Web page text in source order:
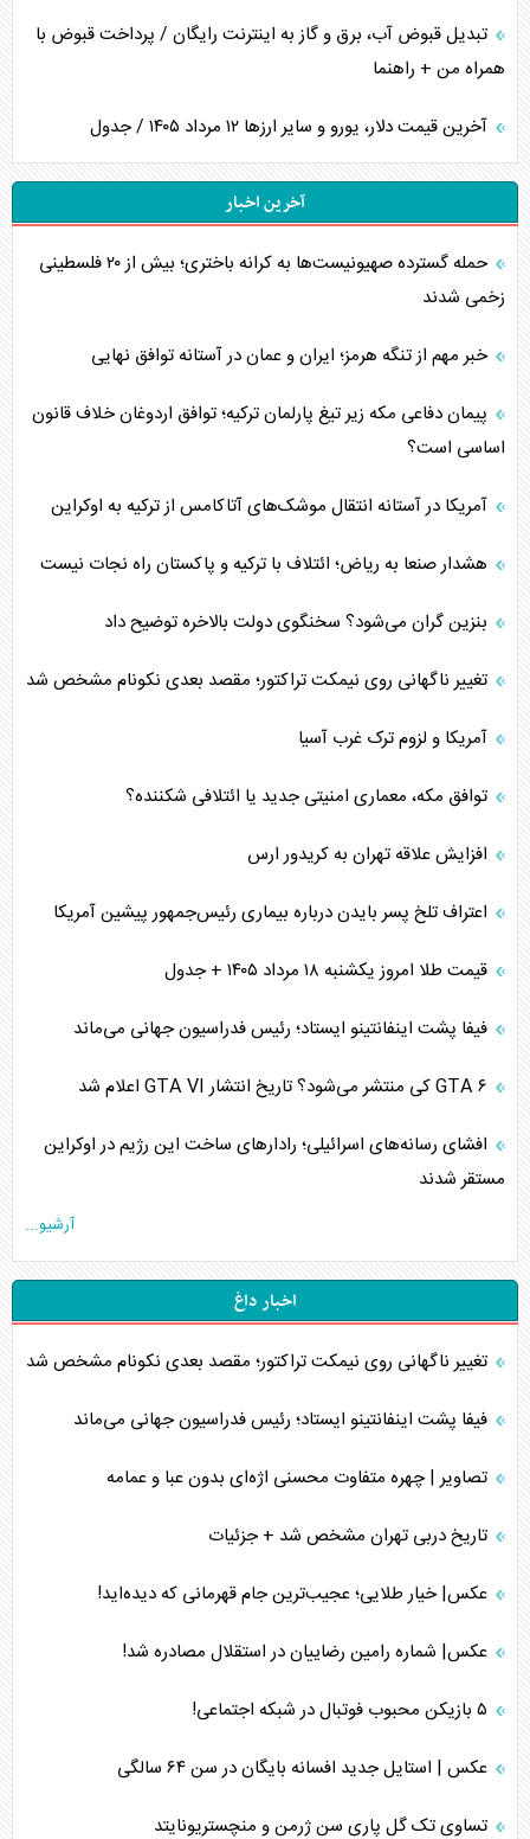
تبدیل قبوض آب، برق و گاز به اینترنت رایگان / پرداخت قبوض با
همراه من + راهنما
آخرین قیمت دلار، یورو و سایر ارز‌ها ۱۲ مرداد ۱۴۰۵ / جدول
آخرین اخبار
حمله گسترده صهیونیست‌ها به کرانه باختری؛ بیش از ۲۰ فلسطینی
زخمی شدند
خبر مهم از تنگه هرمز؛ ایران و عمان در آستانه توافق نهایی
پیمان دفاعی مکه زیر تیغ پارلمان ترکیه؛ توافق اردوغان خلاف قانون
اساسی است؟
آمریکا در آستانه انتقال موشک‌های آتاکامس از ترکیه به اوکراین
هشدار صنعا به ریاض؛ ائتلاف با ترکیه و پاکستان راه نجات نیست
بنزین گران می‌شود؟ سخنگوی دولت بالاخره توضیح داد
تغییر ناگهانی روی نیمکت تراکتور؛ مقصد بعدی نکونام مشخص شد
آمریکا و لزوم ترک غرب آسیا
توافق مکه، معماری امنیتی جدید یا ائتلافی شکننده؟
افزایش علاقه تهران به کریدور ارس
اعتراف تلخ پسر بایدن درباره بیماری رئیس‌جمهور پیشین آمریکا
قیمت طلا امروز یکشنبه ۱۸ مرداد ۱۴۰۵ + جدول
فیفا پشت اینفانتینو ایستاد؛ رئیس فدراسیون جهانی می‌ماند
افشای رسانه‌های اسرائیلی؛ رادارهای ساخت این رژیم در اوکراین
مستقر شدند
آرشیو...
اخبار داغ
تغییر ناگهانی روی نیمکت تراکتور؛ مقصد بعدی نکونام مشخص شد
فیفا پشت اینفانتینو ایستاد؛ رئیس فدراسیون جهانی می‌ماند
تصاویر | چهره متفاوت محسنی اژه‌ای بدون عبا و عمامه
تاریخ دربی تهران مشخص شد + جزئیات
عکس| خیار طلایی؛ عجیب‌ترین جام قهرمانی که دیده‌اید!
عکس| شماره رامین رضاییان در استقلال مصادره شد!
عکس | استایل جدید افسانه بایگان در سن ۶۴ سالگی
تساوی تک گل پاری سن ژرمن و منچستریونایتد